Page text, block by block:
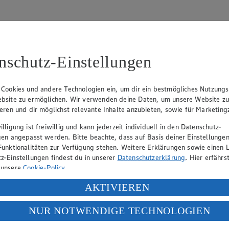
Fickert (Vorstandsmitglied), Jürgen Mäder
gewährt Ihnen jedoch das Recht, den auf dieser Website
und Vervielfältigung von Bildmaterial oder Grafiken aus
verantwortlich. Firma und Anschriften unserer
hin, dass wir nicht an einem Streitbeilegungsverfahren vor einer
Einstellungen
und andere Technologien ein, um dir ein bestmögliches
zu ermöglichen. Wir verwenden deine Daten, um unsere Website zu
und dir möglichst relevante Inhalte anzubieten, sowie für
ist freiwillig und kann jederzeit individuell in den Datenschutz-
angepasst werden. Bitte beachte, dass auf Basis deiner
zur Verfügung stehen. Weitere Erklärungen sowie einen
Einstellungen findest du in unserer Datenschutzerklärung. Hier
Cookie-Policy.
deiner personenbezogenen Daten in den USA durch Facebook und
„Aktivieren“ klickst, willigst du im Sinne des Art. 49 Abs. 1 Satz 1 lit.
Daten in den USA verarbeitet werden. Der EuGH sieht die USA als
europäischen Standards nicht angemessenen Datenschutzniveau an. Es
AKTIVIEREN
NUR NOTWENDIGE TECHNOLOGIEN